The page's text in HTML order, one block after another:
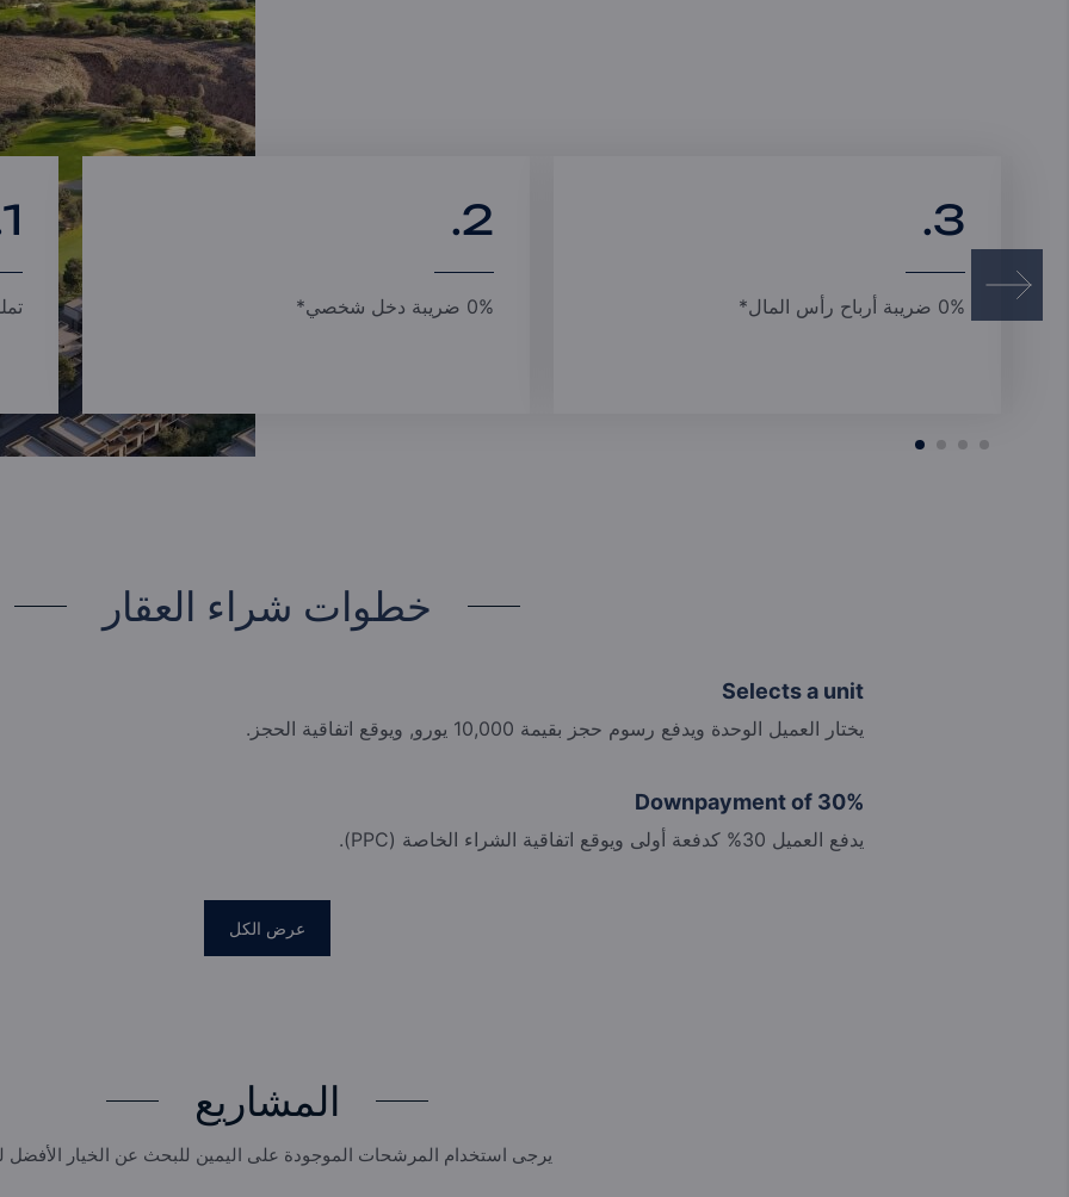
1.
تملك
2.
0% ضريبة دخل شخصي*
3.
0% ضريبة أرباح رأس المال*
خطوات شراء العقار
Selects a unit
يختار العميل الوحدة ويدفع رسوم حجز بقيمة 10,000 يورو, ويوقع اتفاقية الحجز.
Downpayment of 30%
يدفع العميل 30% كدفعة أولى ويوقع اتفاقية الشراء الخاصة (PPC).
عرض الكل
المشاريع
يرجى استخدام المرشحات الموجودة على اليمين للبحث عن الخيار الأفضل